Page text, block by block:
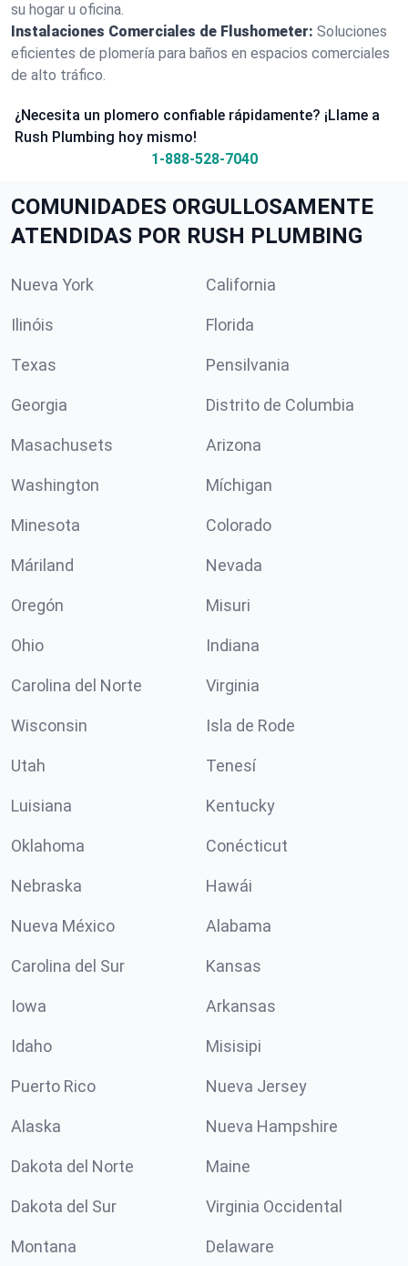
su hogar u oficina.
Instalaciones Comerciales de Flushometer: Soluciones
eficientes de plomería para baños en espacios comerciales
de alto tráfico.
¿Necesita un plomero confiable rápidamente? ¡Llame a
Rush Plumbing hoy mismo!
1-888-528-7040
COMUNIDADES ORGULLOSAMENTE
ATENDIDAS POR RUSH PLUMBING
Nueva York California
Ilinóis Florida
Texas Pensilvania
Georgia Distrito de Columbia
Masachusets Arizona
Washington Míchigan
Minesota Colorado
Máriland Nevada
Oregón Misuri
Ohio Indiana
Carolina del Norte Virginia
Wisconsin Isla de Rode
Utah Tenesí
Luisiana Kentucky
Oklahoma Conécticut
Nebraska Hawái
Nueva México Alabama
Carolina del Sur Kansas
Iowa Arkansas
Idaho Misisipi
Puerto Rico Nueva Jersey
Alaska Nueva Hampshire
Dakota del Norte Maine
Dakota del Sur Virginia Occidental
Montana Delaware